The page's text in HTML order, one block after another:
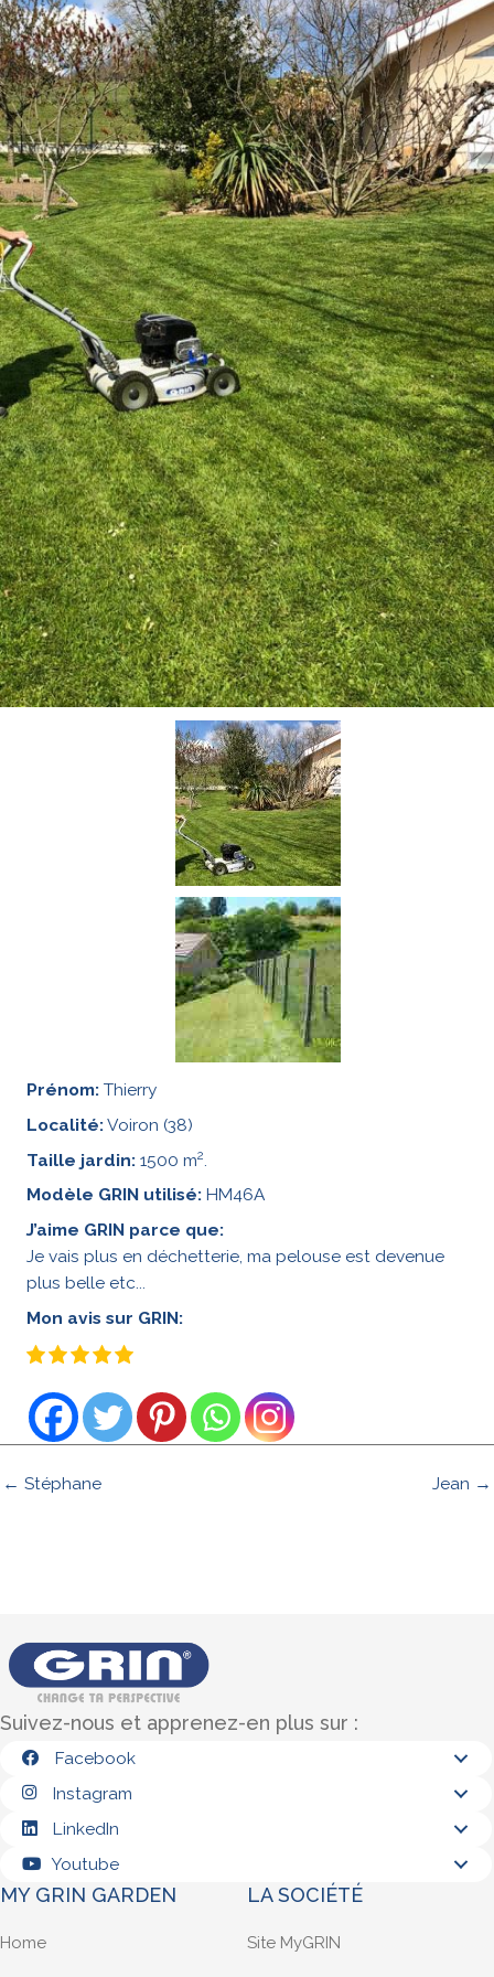
Prénom: Thierry
Localité:Voiron (38)
Taille jardin: 1500 m2
Modèle GRIN utilisé: HM46A
J’aime GRIN parce que:
Je vais plus en déchetterie, ma pelouse est devenue
plus belle etc...
Mon avis sur GRIN:
← Stéphane Jean →
Suivez-nous et apprenez-en plus sur :
Facebook
Instagram
LinkedIn
Youtube
MY GRIN GARDEN
Home
LA SOCIÉTÉ
Site MyGRIN